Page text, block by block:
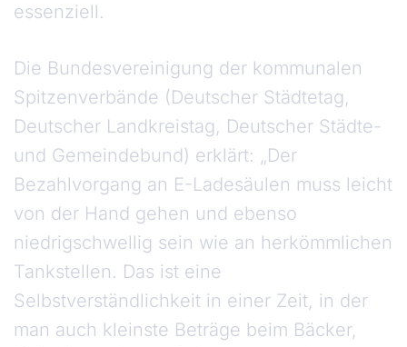
essenziell.
Die Bundesvereinigung der kommunalen
Spitzenverbände (Deutscher Städtetag,
Deutscher Landkreistag, Deutscher Städte-
und Gemeindebund) erklärt: „Der
Bezahlvorgang an E-Ladesäulen muss leicht
von der Hand gehen und ebenso
niedrigschwellig sein wie an herkömmlichen
Tankstellen. Das ist eine
Selbstverständlichkeit in einer Zeit, in der
man auch kleinste Beträge beim Bäcker,